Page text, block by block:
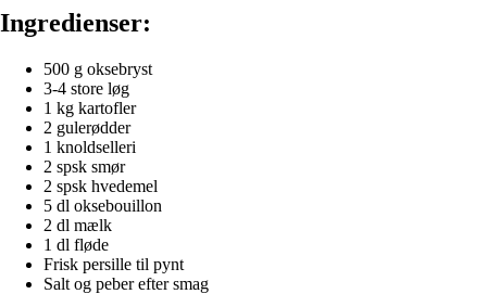
Ingredienser:
500 g oksebryst
3-4 store løg
1 kg kartofler
2 gulerødder
1 knoldselleri
2 spsk smør
2 spsk hvedemel
5 dl oksebouillon
2 dl mælk
1 dl fløde
Frisk persille til pynt
Salt og peber efter smag